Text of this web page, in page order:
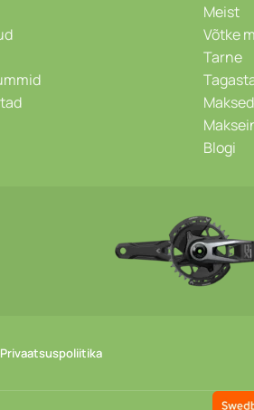
Meist
Võtke
Tarne
Maksed
Blogi
Privaatsuspoliitika